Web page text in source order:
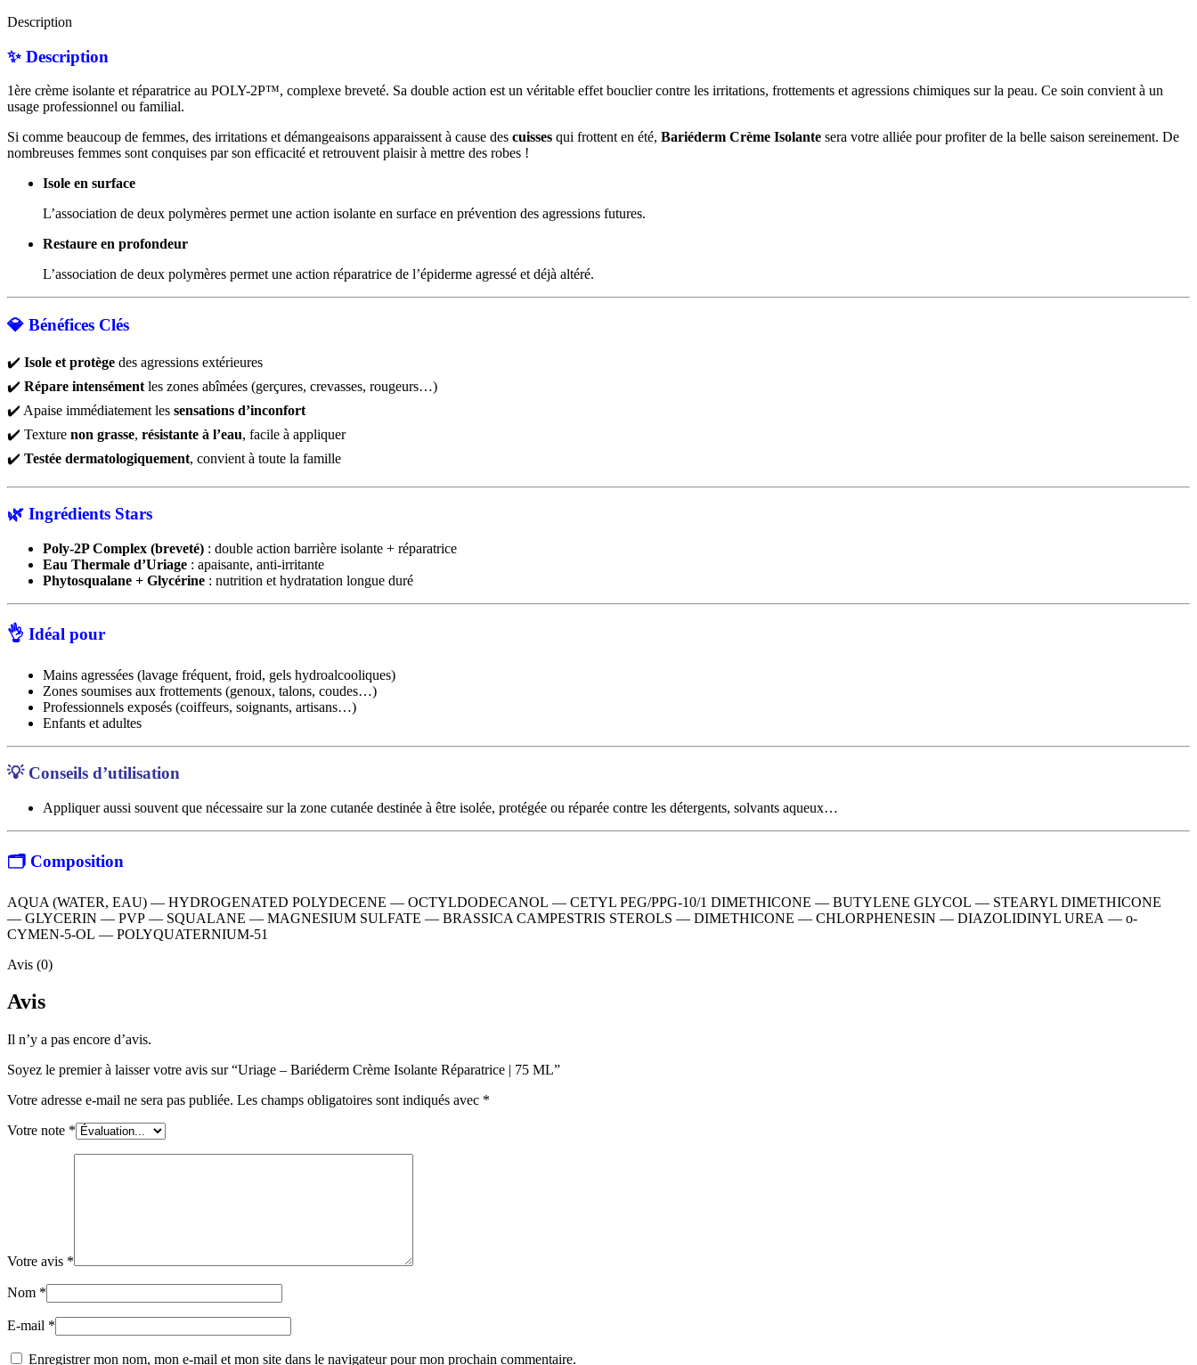
75
Description
✨ Description
1ère crème isolante et réparatrice au POLY-2P™, complexe breveté. Sa double action est un véritable effet bouclier contre les irritations, frottements et agressions chimiques sur la peau. Ce soin convient à un
usage professionnel ou familial.
Si comme beaucoup de femmes, des irritations et démangeaisons apparaissent à cause des cuisses qui frottent en été, Bariéderm Crème Isolante sera votre alliée pour profiter de la belle saison sereinement. De
nombreuses femmes sont conquises par son efficacité et retrouvent plaisir à mettre des robes !
Isole en surface
L’association de deux polymères permet une action isolante en surface en prévention des agressions futures.
Restaure en profondeur
L’association de deux polymères permet une action réparatrice de l’épiderme agressé et déjà altéré.
💎 Bénéfices Clés
✔️ Isole et protège des agressions extérieures
✔️ Répare intensément les zones abîmées (gerçures, crevasses, rougeurs…)
✔️ Apaise immédiatement les sensations d’inconfort
✔️ Texture non grasse, résistante à l’eau, facile à appliquer
✔️ Testée dermatologiquement, convient à toute la famille
🌿 Ingrédients Stars
Poly-2P Complex (breveté) : double action barrière isolante + réparatrice
Eau Thermale d’Uriage : apaisante, anti-irritante
Phytosqualane + Glycérine : nutrition et hydratation longue duré
👌 Idéal pour
Mains agressées (lavage fréquent, froid, gels hydroalcooliques)
Zones soumises aux frottements (genoux, talons, coudes…)
Professionnels exposés (coiffeurs, soignants, artisans…)
Enfants et adultes
💡 Conseils d’utilisation
Appliquer aussi souvent que nécessaire sur la zone cutanée destinée à être isolée, protégée ou réparée contre les détergents, solvants aqueux…
🗂️ Composition
AQUA (WATER, EAU) — HYDROGENATED POLYDECENE — OCTYLDODECANOL — CETYL PEG/PPG-10/1 DIMETHICONE — BUTYLENE GLYCOL — STEARYL DIMETHICONE
— GLYCERIN — PVP — SQUALANE — MAGNESIUM SULFATE — BRASSICA CAMPESTRIS STEROLS — DIMETHICONE — CHLORPHENESIN — DIAZOLIDINYL UREA — o-
CYMEN-5-OL — POLYQUATERNIUM-51
Avis (0)
Avis
Il n’y a pas encore d’avis.
Soyez le premier à laisser votre avis sur “Uriage – Bariéderm Crème Isolante Réparatrice | 75 ML”
Votre adresse e-mail ne sera pas publiée. Les champs obligatoires sont indiqués avec *
Votre note *
Votre avis *
Nom *
E-mail *
Enregistrer mon nom, mon e-mail et mon site dans le navigateur pour mon prochain commentaire.